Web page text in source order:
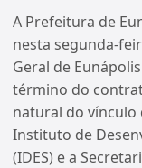
A Prefeitura de
nesta segunda-
Geral de
término do
natural do vínculo
Instituto de
(IDES) e a